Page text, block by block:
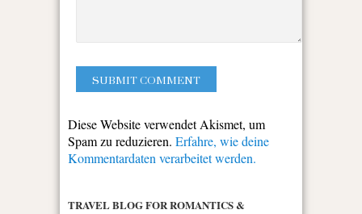
Diese Website verwendet Akismet, um
Spam zu reduzieren. Erfahre, wie deine
Kommentardaten verarbeitet werden.
TRAVEL BLOG FOR ROMANTICS &